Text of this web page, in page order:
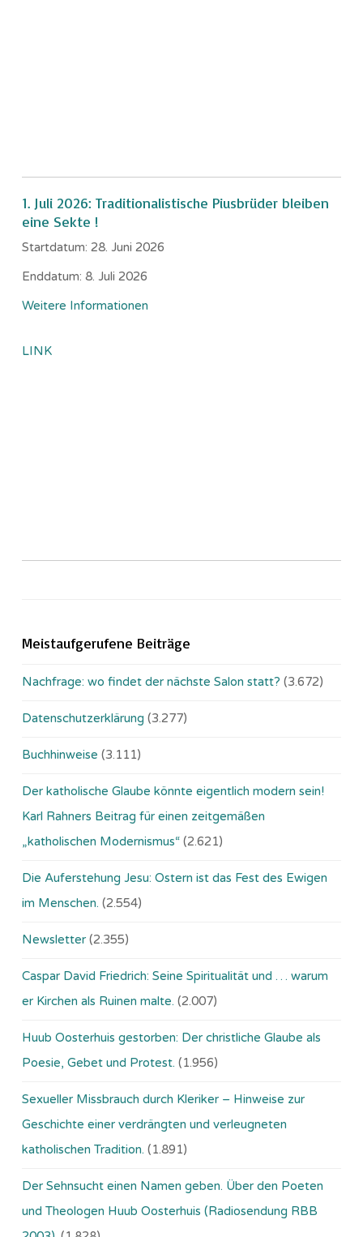
1. Juli 2026: Traditionalistische Piusbrüder bleiben
eine Sekte !
Startdatum: 28. Juni 2026
Enddatum: 8. Juli 2026
Weitere Informationen
LINK
Meistaufgerufene Beiträge
Nachfrage: wo findet der nächste Salon statt? (3.672)
Datenschutzerklärung (3.277)
Buchhinweise (3.111)
Der katholische Glaube könnte eigentlich modern sein!
Karl Rahners Beitrag für einen zeitgemäßen
„katholischen Modernismus“ (2.621)
Die Auferstehung Jesu: Ostern ist das Fest des Ewigen
im Menschen. (2.554)
Newsletter (2.355)
Caspar David Friedrich: Seine Spiritualität und … warum
er Kirchen als Ruinen malte. (2.007)
Huub Oosterhuis gestorben: Der christliche Glaube als
Poesie, Gebet und Protest. (1.956)
Sexueller Missbrauch durch Kleriker – Hinweise zur
Geschichte einer verdrängten und verleugneten
katholischen Tradition. (1.891)
Der Sehnsucht einen Namen geben. Über den Poeten
und Theologen Huub Oosterhuis (Ra­dio­sen­dung RBB